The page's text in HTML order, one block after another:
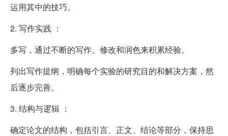
运用其中的技巧。
2. 写作实践 ：
多写，通过不断的写作、修改和润色来积累经验。
列出写作提纲，明确每个实验的研究目的和解决方案，然
后逐步完善。
3. 结构与逻辑 ：
确定论文的结构，包括引言、正文、结论等部分，保持思